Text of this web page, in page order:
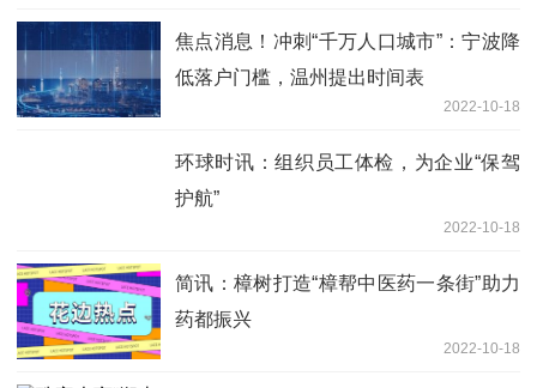
焦点消息！冲刺“千万人口城市”：宁波降
低落户门槛，温州提出时间表
2022-10-18
环球时讯：组织员工体检，为企业“保驾
护航”
2022-10-18
简讯：樟树打造“樟帮中医药一条街”助力
药都振兴
2022-10-18